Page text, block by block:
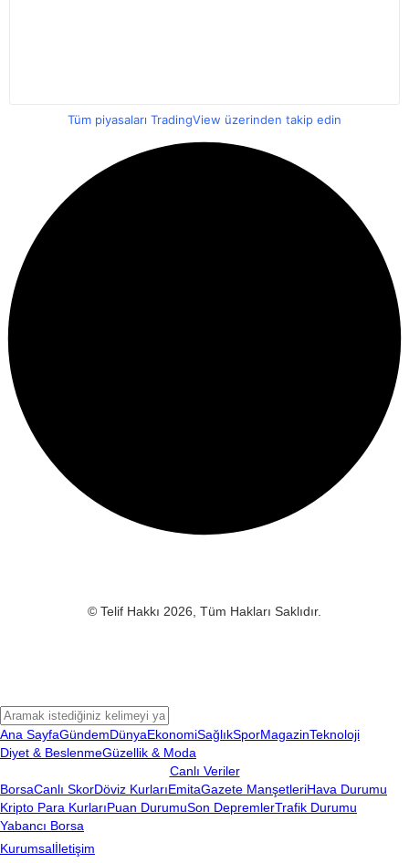
Tüm piyasaları TradingView üzerinden takip edin
© Telif Hakkı 2026, Tüm Hakları Saklıdır.
Ana SayfaGündemDünyaEkonomiSağlıkSporMagazinTeknoloji
Diyet & BeslenmeGüzellik & Moda
Canlı Veriler
BorsaCanlı SkorDöviz KurlarıEmitaGazete ManşetleriHava Durumu
Kripto Para KurlarıPuan DurumuSon DepremlerTrafik Durumu
Yabancı Borsa
Kurumsalİletişim